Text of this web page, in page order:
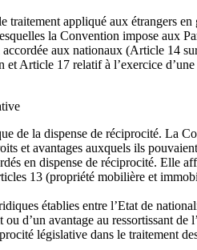
appliqué aux étrangers
la Convention impose aux
aux nationaux (Article 14
Article 17 relatif à l’exercice
de la dispense de réciprocité. La
et avantages auxquels ils
en dispense de réciprocité.
13 (propriété mobilière et
établies entre l’Etat de
d’un avantage au ressortissant
législative dans le traitement